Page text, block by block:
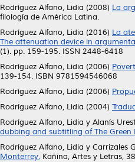
Rodríguez Alfano, Lidia (2008) La
filología de América Latina.
Rodríguez Alfano, Lidia (2016) La
The attenuation device in
(1). pp. 159-195. ISSN 2448-6418
Rodríguez Alfano, Lidia (2006)
139-154. ISBN 9781594546068
Rodríguez Alfano, Lidia (2006)
Rodríguez Alfano, Lidia (2004)
Rodríguez Alfano, Lidia y Alanís
dubbing and subtitling of The Green
Rodríguez Alfano, Lidia y Carrizales
Monterrey. Kañina, Artes y Letras,